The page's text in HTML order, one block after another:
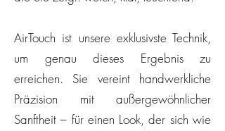
AirTouch ist unsere exklusivste Technik,
um genau dieses Ergebnis zu
erreichen. Sie vereint handwerkliche
Präzision mit außergewöhnlicher
Sanftheit – für einen Look, der sich wie